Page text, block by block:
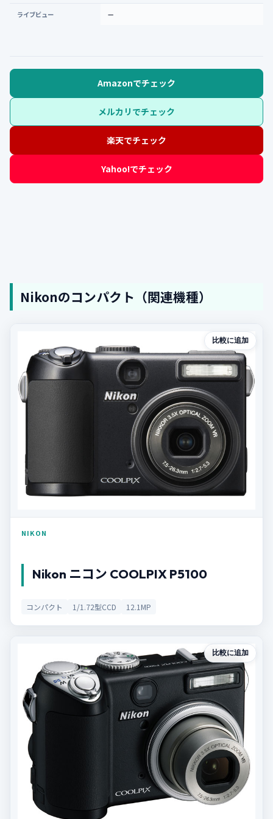
ライブビュー —
Amazonでチェック
メルカリでチェック
楽天でチェック
Yahoo!でチェック
Nikonのコンパクト（関連機種）
比較に追加
NIKON
Nikon ニコン COOLPIX P5100
コンパクト 1/1.72型CCD 12.1MP
比較に追加